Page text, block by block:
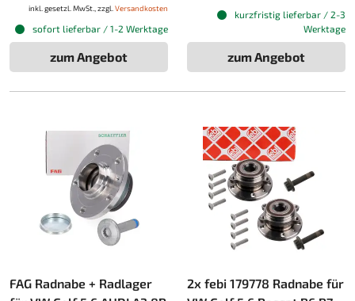
inkl. gesetzl. MwSt., zzgl. Versandkosten
sofort lieferbar / 1-2 Werktage
zum Angebot
kurzfristig lieferbar / 2-3
Werktage
zum Angebot
FAG Radnabe + Radlager
2x febi 179778 Radnabe für